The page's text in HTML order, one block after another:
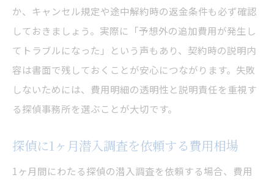
か、キャンセル規定や途中解約時の返金条件も必ず確認
しておきましょう。実際に「予想外の追加費用が発生し
てトラブルになった」という声もあり、契約時の説明内
容は書面で残しておくことが安心につながります。失敗
しないためには、費用明細の透明性と説明責任を重視す
る探偵事務所を選ぶことが大切です。
探偵に1ヶ月潜入調査を依頼する費用相場
1ヶ月間にわたる探偵の潜入調査を依頼する場合、費用